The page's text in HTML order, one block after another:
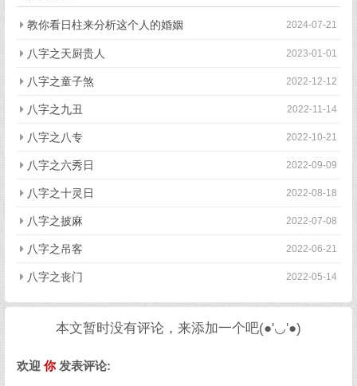
2024-07-21
教你看日柱来分析这个人的婚姻
2023-01-01
八字之天厨贵人
2022-12-12
八字之童子煞
2022-11-14
八字之九丑
2022-10-21
八字之八专
2022-09-09
八字之六秀日
2022-08-18
八字之十灵日
2022-07-08
八字之披麻
2022-06-21
八字之吊客
2022-05-14
八字之丧门
本文暂时没有评论，来添加一个吧(●'◡'●)
欢迎 你发表评论: